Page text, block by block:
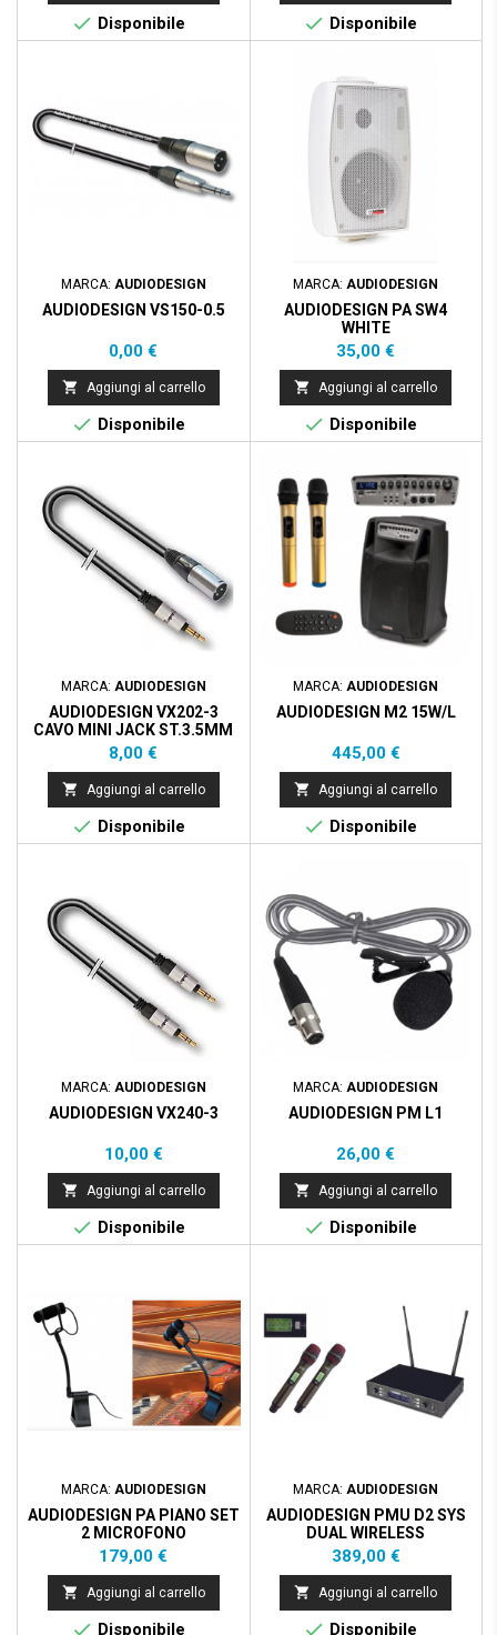
 Disponibile  Disponibile
MARCA: AUDIODESIGN
AUDIODESIGN VS150-0.5
Prezzo
0,00 €
 Aggiungi al carrello
 Disponibile
MARCA:AUDIODESIGN
AUDIODESIGN PA SW4
WHITE
Prezzo
35,00 €
 Aggiungi al carrello
 Disponibile
MARCA: AUDIODESIGN
AUDIODESIGN VX202-3
CAVO MINI JACK ST.3.5MM
TO XLR 3P MASCHIO - 3M
Prezzo
8,00 €
 Aggiungi al carrello
 Disponibile
MARCA: AUDIODESIGN
AUDIODESIGN M2 15W/L
Prezzo
445,00 €
 Aggiungi al carrello
 Disponibile
MARCA: AUDIODESIGN
AUDIODESIGN VX240-3
Prezzo
10,00 €
 Aggiungi al carrello
 Disponibile
MARCA:AUDIODESIGN
AUDIODESIGN PM L1
Prezzo
26,00 €
 Aggiungi al carrello
 Disponibile
MARCA: AUDIODESIGN
AUDIODESIGN PA PIANO SET
2 MICROFONO
CONDENSATORE
Prezzo
179,00 €
 Aggiungi al carrello
 Disponibile
MARCA: AUDIODESIGN
AUDIODESIGN PMU D2 SYS
DUAL WIRELESS
2XHANDHELD - TRUE
DIVERSITY
Prezzo
389,00 €
 Aggiungi al carrello
 Disponibile